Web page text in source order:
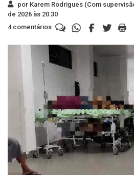
por Karem Rodrigues (Com
de 2026 às 20:30
4 comentários